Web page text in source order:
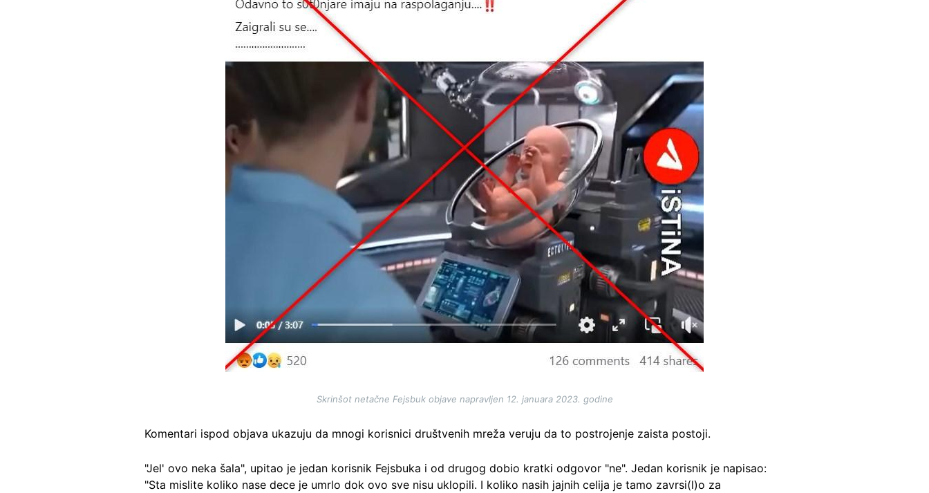
Skrinšot netačne Fejsbuk objave napravljen 12. januara 2023. godine
Komentari ispod objava ukazuju da mnogi korisnici društvenih mreža veruju da to postrojenje zaista postoji.
"Jel' ovo neka šala", upitao je jedan korisnik Fejsbuka i od drugog dobio kratki odgovor "ne". Jedan korisnik je napisao:
"Sta mislite koliko nase dece je umrlo dok ovo sve nisu uklopili. I koliko nasih jajnih celija je tamo zavrsi(l)o za